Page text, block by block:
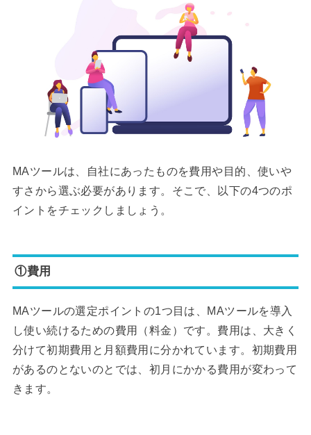
MAツールは、自社にあったものを費用や目的、使いや
すさから選ぶ必要があります。そこで、以下の4つのポ
イントをチェックしましょう。
①費用
MAツールの選定ポイントの1つ目は、MAツールを導入
し使い続けるための費用（料金）です。費用は、大きく
分けて初期費用と月額費用に分かれています。初期費用
があるのとないのとでは、初月にかかる費用が変わって
きます。